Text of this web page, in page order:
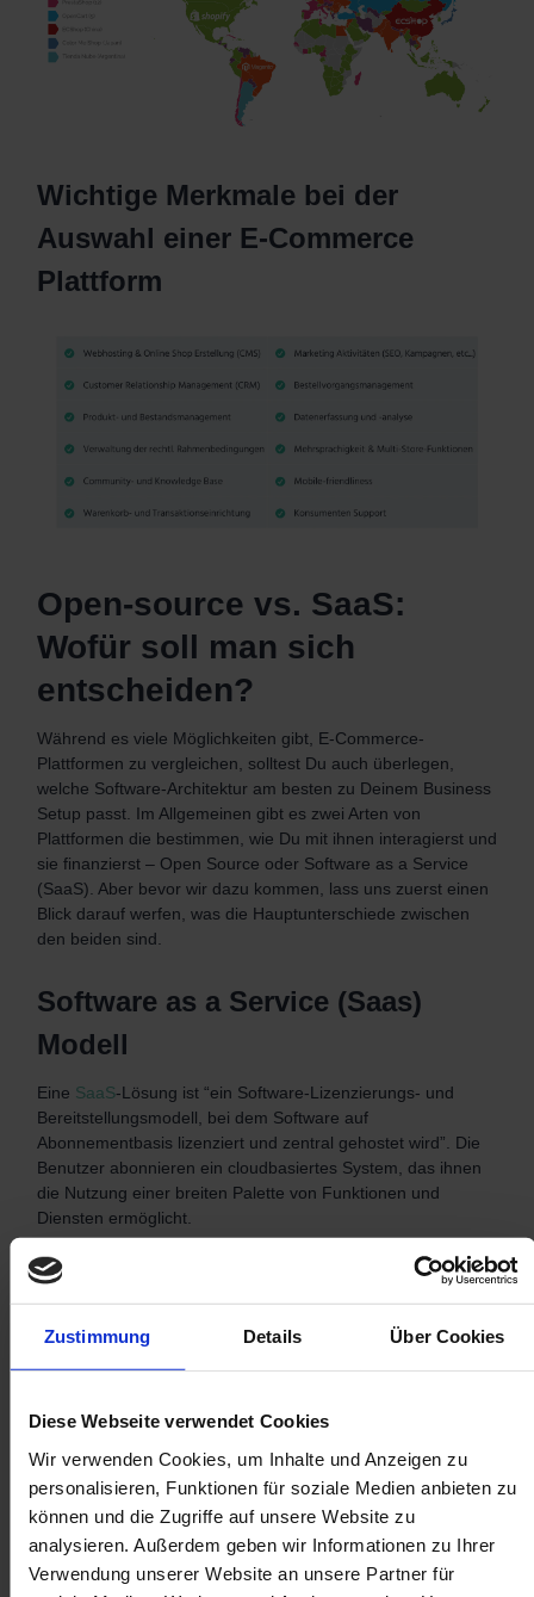
Zustimmung Details Über Cookies
Diese Webseite verwendet Cookies
Wir verwenden Cookies, um Inhalte und Anzeigen zu
personalisieren, Funktionen für soziale Medien anbieten zu
können und die Zugriffe auf unsere Website zu
analysieren. Außerdem geben wir Informationen zu Ihrer
Verwendung unserer Website an unsere Partner für
Wichtige Merkmale bei der
Auswahl einer E-Commerce
Plattform
Open-source vs. SaaS:
Wofür soll man sich
entscheiden?
Während es viele Möglichkeiten gibt, E-Commerce-
Plattformen zu vergleichen, solltest Du auch überlegen,
welche Software-Architektur am besten zu Deinem Business
Setup passt. Im Allgemeinen gibt es zwei Arten von
Plattformen die bestimmen, wie Du mit ihnen interagierst und
sie finanzierst – Open Source oder Software as a Service
(SaaS). Aber bevor wir dazu kommen, lass uns zuerst einen
Blick darauf werfen, was die Hauptunterschiede zwischen
den beiden sind.
Software as a Service (Saas)
Modell
Eine SaaS-Lösung ist “ein Software-Lizenzierungs- und
Bereitstellungsmodell, bei dem Software auf
Abonnementbasis lizenziert und zentral gehostet wird”. Die
Benutzer abonnieren ein cloudbasiertes System, das ihnen
die Nutzung einer breiten Palette von Funktionen und
Diensten ermöglicht.